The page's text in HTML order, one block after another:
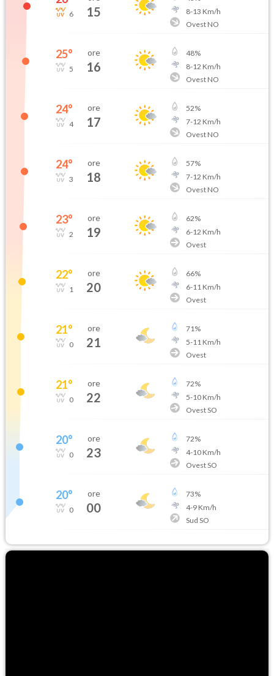
6 15
8-13 Km/h
Ovest NO
25°
5
ore
16
48%
8-12 Km/h
Ovest NO
24°
4
ore
17
52%
7-12 Km/h
Ovest NO
24°
3
ore
18
57%
7-12 Km/h
Ovest NO
23°
2
ore
19
62%
6-12 Km/h
Ovest
22°
1
ore
20
66%
6-11 Km/h
Ovest
21°
0
ore
21
71%
5-11 Km/h
Ovest
21°
0
ore
22
72%
5-10Km/h
Ovest SO
20°
0
ore
23
72%
4-10Km/h
Ovest SO
20°
0
ore
00
73%
4-9Km/h
Sud SO